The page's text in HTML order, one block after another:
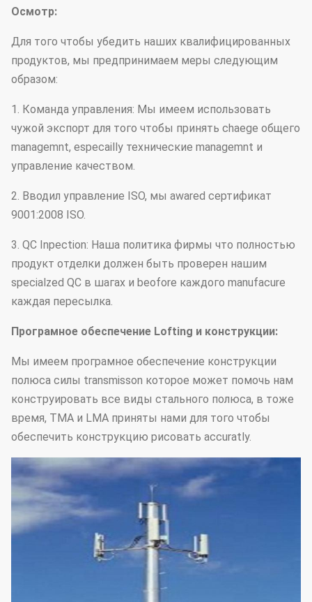
Осмотр:
Для того чтобы убедить наших квалифицированных
продуктов, мы предпринимаем меры следующим
образом:
1. Команда управления: Мы имеем использовать
чужой экспорт для того чтобы принять chaege общего
managemnt, especailly технические managemnt и
управление качеством.
2. Вводил управление ISO, мы awared сертификат
9001:2008 ISO.
3. QC Inpection: Наша политика фирмы что полностью
продукт отделки должен быть проверен нашим
specialzed QC в шагах и beofore каждого manufacure
каждая пересылка.
Програмное обеспечение Lofting и конструкции:
Мы имеем програмное обеспечение конструкции
полюса силы transmisson которое может помочь нам
конструировать все виды стального полюса, в тоже
время, TMA и LMA приняты нами для того чтобы
обеспечить конструкцию рисовать accuratly.